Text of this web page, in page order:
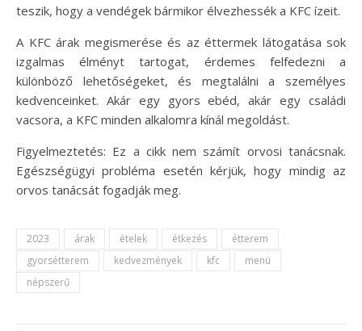
teszik, hogy a vendégek bármikor élvezhessék a KFC ízeit.
A KFC árak megismerése és az éttermek látogatása sok
izgalmas élményt tartogat, érdemes felfedezni a
különböző lehetőségeket, és megtalálni a személyes
kedvenceinket. Akár egy gyors ebéd, akár egy családi
vacsora, a KFC minden alkalomra kínál megoldást.
Figyelmeztetés: Ez a cikk nem számít orvosi tanácsnak.
Egészségügyi probléma esetén kérjük, hogy mindig az
orvos tanácsát fogadják meg.
2023 árak ételek étkezés
étterem
gyorsétterem
kedvezmények kfc
menü
népszerű